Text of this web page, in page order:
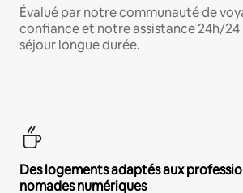
Évalué par notre communauté de
confiance et notre assistance 24h/
séjour longue durée.
Des logements adaptés aux
nomades numériques